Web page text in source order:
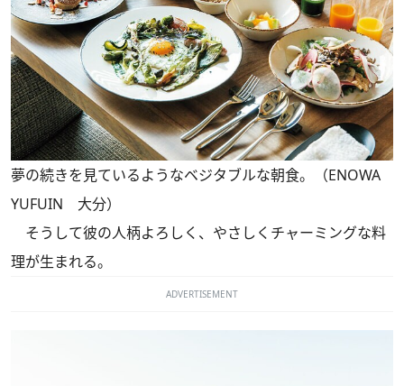
夢の続きを見ているようなベジタブルな朝食。（ENOWA
YUFUIN 大分）
そうして彼の人柄よろしく、やさしくチャーミングな料
理が生まれる。
ADVERTISEMENT